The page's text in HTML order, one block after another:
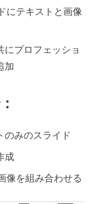
にテキストと画像
にプロフェッショ
加
のみのスライド
成
像を組み合わせる